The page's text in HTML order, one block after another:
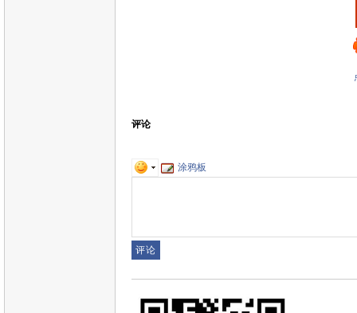
评论
涂鸦板